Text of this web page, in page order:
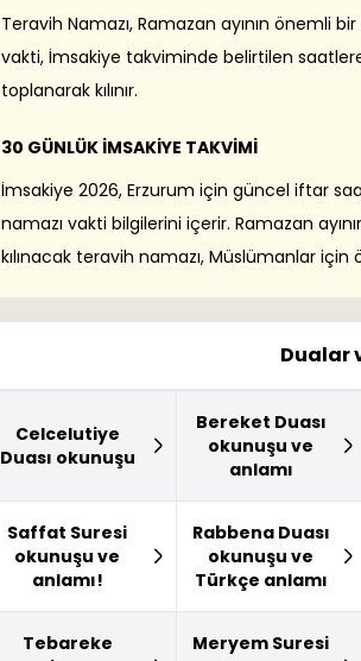
Teravih Namazı, Ramazan ayının önemli
vakti, İmsakiye takviminde belirtilen
toplanarak kılınır.
30 GÜNLÜK İMSAKİYE TAKVİMİ
İmsakiye 2026, Erzurum için güncel iftar
namazı vakti bilgilerini içerir. Ramazan
kılınacak teravih namazı, Müslümanlar
Dualar
Celcelutiye
Duası okunuşu
Bereket Duası
okunuşu ve
anlamı
Saffat Suresi
okunuşu ve
anlamı!
Rabbena Duası
okunuşu ve
Türkçe anlamı
Tebareke
Meryem Suresi